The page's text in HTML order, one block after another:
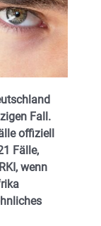
Fall.
offiziell
Fälle,
wenn